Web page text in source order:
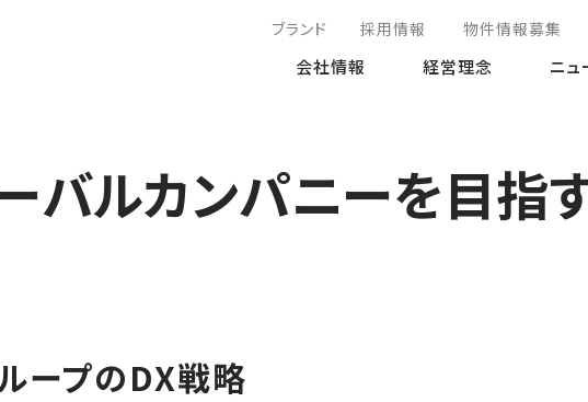
ブランド 採用情報 物件情報募集
会社情報 経営理念 ニュ
バルカンパニーを目指
ープのDX戦略